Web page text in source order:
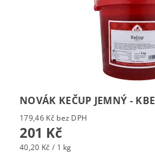
NOVÁK KEČUP JEMNÝ -
179,46 Kč bez DPH
201 Kč
40,20 Kč / 1 kg